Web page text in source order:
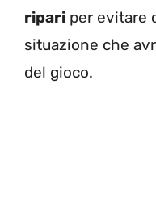
ripari per evitare
situazione che
del gioco.